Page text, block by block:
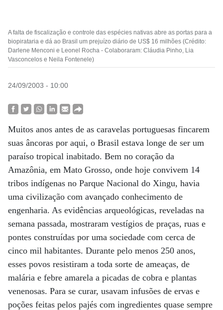
A falta de fiscalização e controle das espécies nativas abre as portas para a
biopirataria e dá ao Brasil um prejuízo diário de US$ 16 milhões (Crédito:
Darlene Menconi e Leonel Rocha - Colaboraram: Cláudia Pinho, Lia
Vasconcelos e Neila Fontenele)
24/09/2003 - 10:00
Muitos anos antes de as caravelas portuguesas fincarem
suas âncoras por aqui, o Brasil estava longe de ser um
paraíso tropical inabitado. Bem no coração da
Amazônia, em Mato Grosso, onde hoje convivem 14
tribos indígenas no Parque Nacional do Xingu, havia
uma civilização com avançado conhecimento de
engenharia. As evidências arqueológicas, reveladas na
semana passada, mostraram vestígios de praças, ruas e
pontes construídas por uma sociedade com cerca de
cinco mil habitantes. Durante pelo menos 250 anos,
esses povos resistiram a toda sorte de ameaças, de
malária e febre amarela a picadas de cobra e plantas
venenosas. Para se curar, usavam infusões de ervas e
poções feitas pelos pajés com ingredientes quase sempre